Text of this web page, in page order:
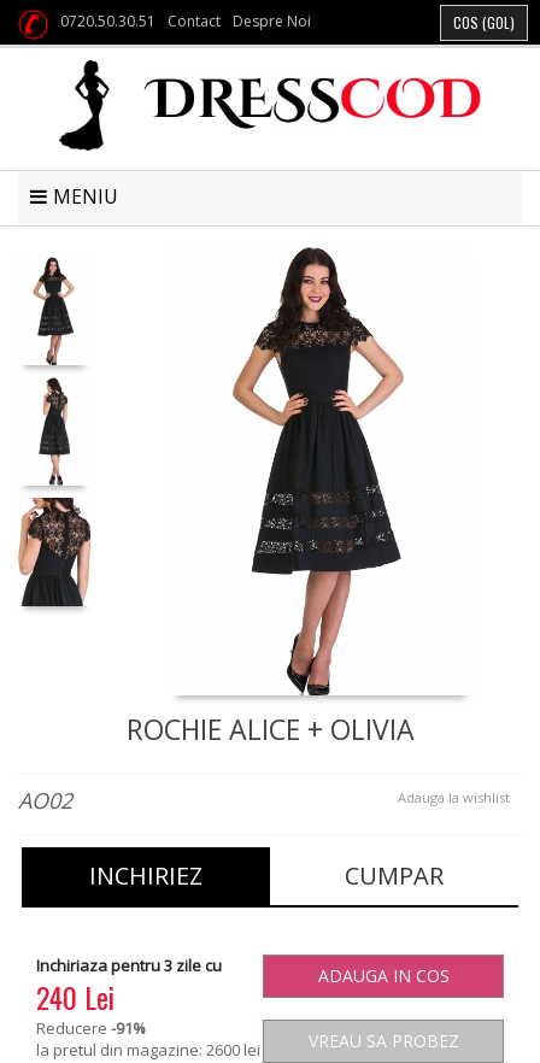
0720.50.30.51 Contact Despre Noi COS (GOL)
MENIU
ROCHIE ALICE + OLIVIA
Adauga la wishlist
AO02
INCHIRIEZ CUMPAR
Inchiriaza pentru 3 zile cu
240 Lei
Reducere -91%
la pretul din magazine: 2600 lei
ADAUGA IN COS
VREAU SA PROBEZ